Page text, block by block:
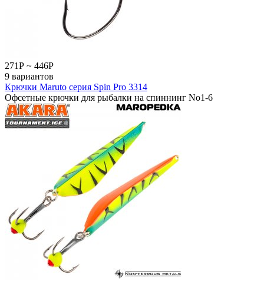
271Р ~ 446Р
9 вариантов
Крючки Maruto серия Spin Pro 3314
Офсетные крючки для рыбалки на спиннинг No1-6